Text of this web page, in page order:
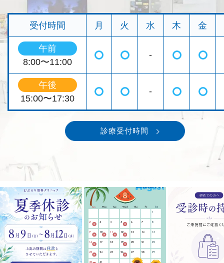
受付時間 月 火 水 木 金
午前
8:00〜11:00
◯ ◯ - ◯ ◯
午後
15:00〜17:30
◯ ◯ - ◯ ◯
診療受付時間